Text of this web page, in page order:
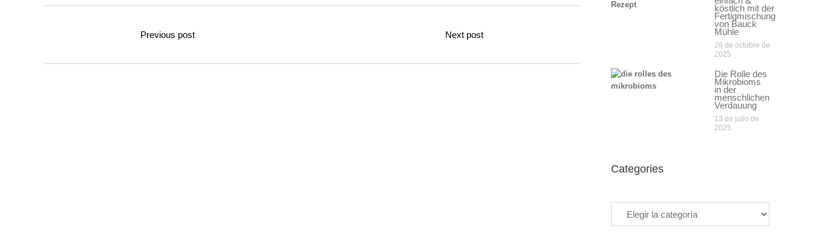
Previous post Next post
köstlich mit der
Fertigmischung
von Bauck
Mühle
26 de octubre de
2025
Die Rolle des
Mikrobioms
in der
menschlichen
Verdauung
13 de julio de
2025
Categories